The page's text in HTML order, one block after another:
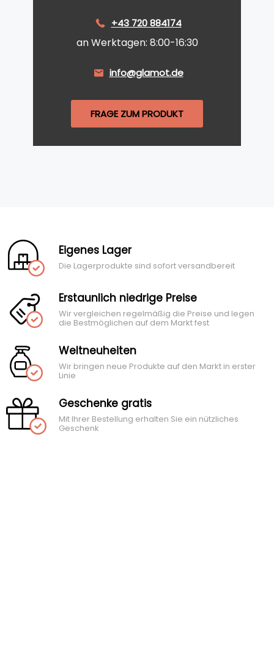
+43 720 884174
an Werktagen: 8:00-16:30
info@glamot.de
FRAGE ZUM PRODUKT
Eigenes Lager
Die Lagerprodukte sind sofort versandbereit
Erstaunlich niedrige Preise
Wir vergleichen regelmäßig die Preise und legen
die Bestmöglichen auf dem Markt fest
Weltneuheiten
Wir bringen neue Produkte auf den Markt in erster
Linie
Geschenke gratis
Mit Ihrer Bestellung erhalten Sie ein nützliches
Geschenk